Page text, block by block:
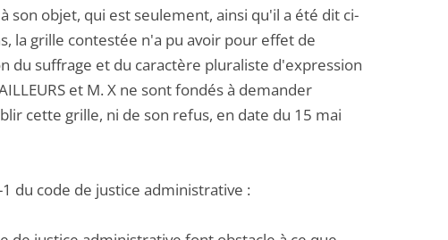
objet, qui est seulement, ainsi qu'il a été dit ci-
la grille contestée n'a pu avoir pour effet de
du suffrage et du caractère pluraliste d'expression
et M. X ne sont fondés à demander
cette grille, ni de son refus, en date du 15 mai
du code de justice administrative :